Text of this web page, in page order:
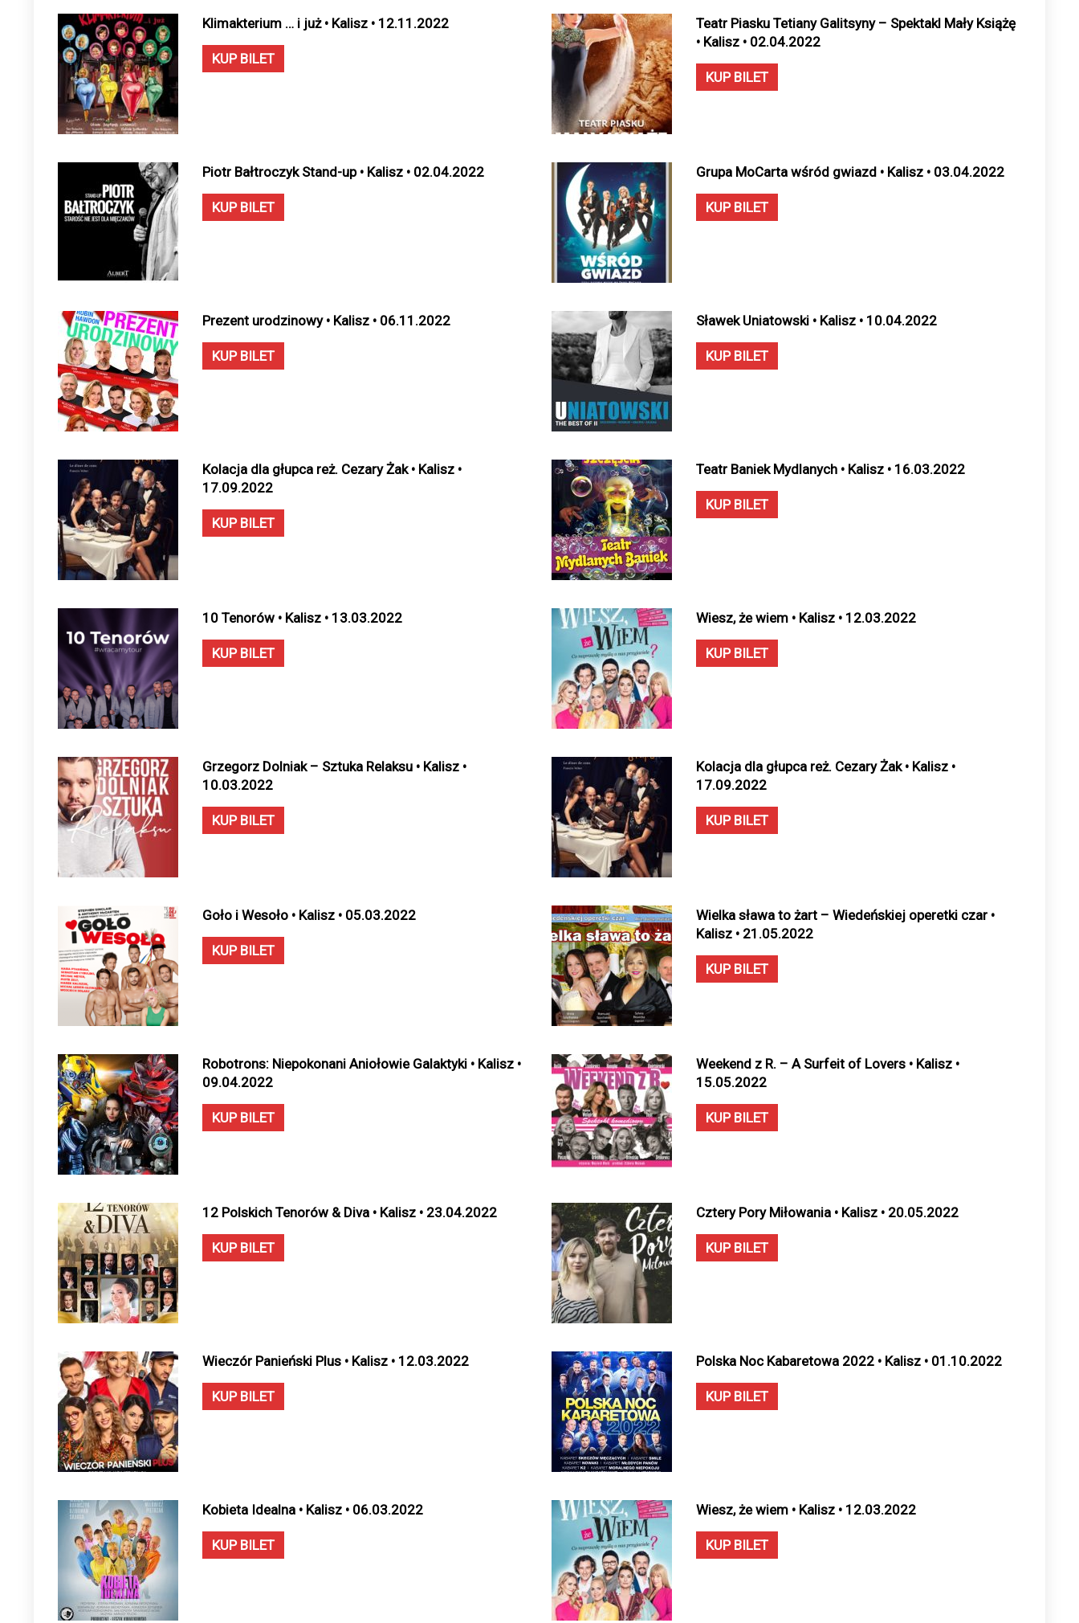
Klimakterium … i już • Kalisz • 12.11.2022
KUP BILET
Teatr Piasku Tetiany Galitsyny – Spektakl Mały Książę
• Kalisz • 02.04.2022
KUP BILET
Piotr Bałtroczyk Stand-up • Kalisz • 02.04.2022
KUP BILET
Grupa MoCarta wśród gwiazd • Kalisz • 03.04.2022
KUP BILET
Prezent urodzinowy • Kalisz • 06.11.2022
KUP BILET
Sławek Uniatowski • Kalisz • 10.04.2022
KUP BILET
Kolacja dla głupca reż. Cezary Żak • Kalisz •
17.09.2022
KUP BILET
Teatr Baniek Mydlanych • Kalisz • 16.03.2022
KUP BILET
10 Tenorów • Kalisz • 13.03.2022
KUP BILET
Wiesz, że wiem • Kalisz • 12.03.2022
KUP BILET
Grzegorz Dolniak – Sztuka Relaksu • Kalisz •
10.03.2022
KUP BILET
Kolacja dla głupca reż. Cezary Żak • Kalisz •
17.09.2022
KUP BILET
Goło i Wesoło • Kalisz • 05.03.2022
KUP BILET
Wielka sława to żart – Wiedeńskiej operetki czar •
Kalisz • 21.05.2022
KUP BILET
Robotrons: Niepokonani Aniołowie Galaktyki • Kalisz •
09.04.2022
KUP BILET
Weekend z R. – A Surfeit of Lovers • Kalisz •
15.05.2022
KUP BILET
12 Polskich Tenorów & Diva • Kalisz • 23.04.2022
KUP BILET
Cztery Pory Miłowania • Kalisz • 20.05.2022
KUP BILET
Wieczór Panieński Plus • Kalisz • 12.03.2022
KUP BILET
Polska Noc Kabaretowa 2022 • Kalisz • 01.10.2022
KUP BILET
Kobieta Idealna • Kalisz • 06.03.2022
KUP BILET
Wiesz, że wiem • Kalisz • 12.03.2022
KUP BILET